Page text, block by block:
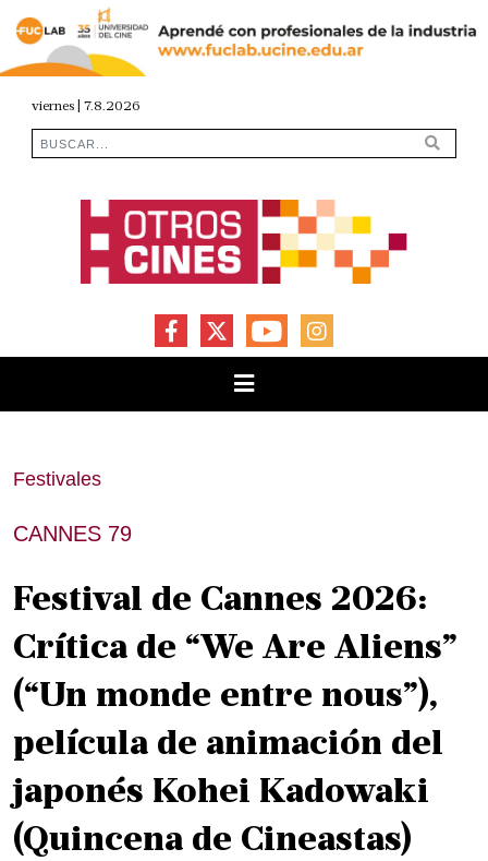
viernes | 7.8.2026
FACEBOOKYOUTUBEINSTAGRAM
Festivales
CANNES 79
Festival de Cannes 2026:
Crítica de “We Are Aliens”
(“Un monde entre nous”),
película de animación del
japonés Kohei Kadowaki
(Quincena de Cineastas)